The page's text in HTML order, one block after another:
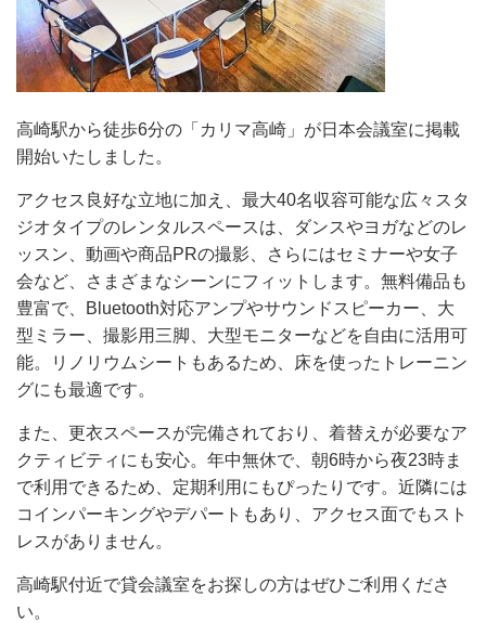
高崎駅から徒歩6分の「カリマ高崎」が日本会議室に掲載
開始いたしました。
アクセス良好な立地に加え、最大40名収容可能な広々スタ
ジオタイプのレンタルスペースは、ダンスやヨガなどのレ
ッスン、動画や商品PRの撮影、さらにはセミナーや女子
会など、さまざまなシーンにフィットします。無料備品も
豊富で、Bluetooth対応アンプやサウンドスピーカー、大
型ミラー、撮影用三脚、大型モニターなどを自由に活用可
能。リノリウムシートもあるため、床を使ったトレーニン
グにも最適です。
また、更衣スペースが完備されており、着替えが必要なア
クティビティにも安心。年中無休で、朝6時から夜23時ま
で利用できるため、定期利用にもぴったりです。近隣には
コインパーキングやデパートもあり、アクセス面でもスト
レスがありません。
高崎駅付近で貸会議室をお探しの方はぜひご利用くださ
い。